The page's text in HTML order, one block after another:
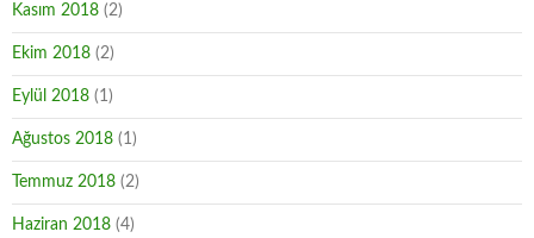
Kasım 2018 (2)
Ekim 2018 (2)
Eylül 2018 (1)
Ağustos 2018 (1)
Temmuz 2018 (2)
Haziran 2018 (4)